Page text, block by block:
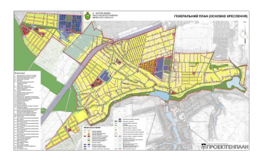
Нове
Залісся
Київської
області